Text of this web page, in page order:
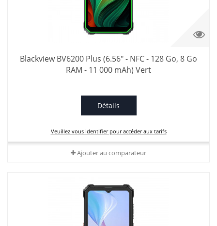
Blackview BV6200 Plus (6.56" - NFC - 128 Go, 8 Go
RAM - 11 000 mAh) Vert
Détails
Veuillez vous identifier pour accéder aux tarifs
Ajouter au comparateur